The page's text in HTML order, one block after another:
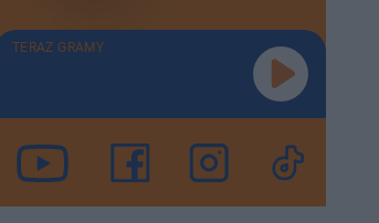
TERAZ GRAMY